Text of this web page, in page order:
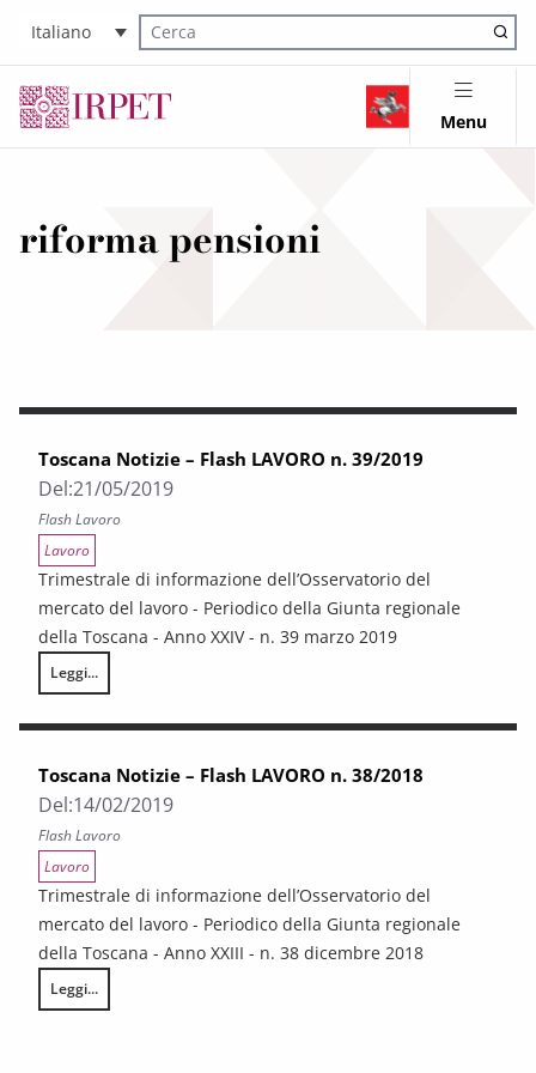
Italiano
Cerca nel sito
Menu
riforma pensioni
Toscana Notizie – Flash LAVORO n. 39/2019
Del:21/05/2019
Flash Lavoro
Lavoro
Trimestrale di informazione dell’Osservatorio del
mercato del lavoro - Periodico della Giunta regionale
della Toscana - Anno XXIV - n. 39 marzo 2019
Leggi...
Toscana Notizie – Flash LAVORO n. 39/2019
Toscana Notizie – Flash LAVORO n. 38/2018
Del:14/02/2019
Flash Lavoro
Lavoro
Trimestrale di informazione dell’Osservatorio del
mercato del lavoro - Periodico della Giunta regionale
della Toscana - Anno XXIII - n. 38 dicembre 2018
Leggi...
Toscana Notizie – Flash LAVORO n. 38/2018